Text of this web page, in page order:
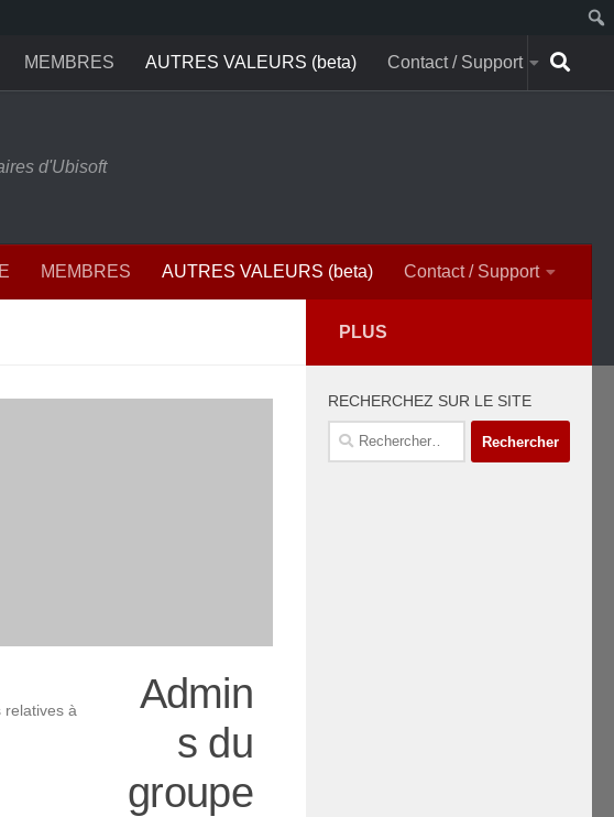
MEMBRES AUTRES VALEURS (beta) Contact / Support
d'Ubisoft
MEMBRES AUTRES VALEURS (beta) Contact / Support
relatives à
Admin
s du
groupe
PLUS
RECHERCHEZ SUR LE SITE
Rechercher :